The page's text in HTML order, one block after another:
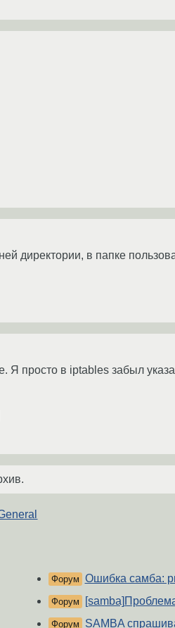
директории, в папке
просто в iptables забыл
Форум Ошибка самба:
Форум
Форум SAMBA